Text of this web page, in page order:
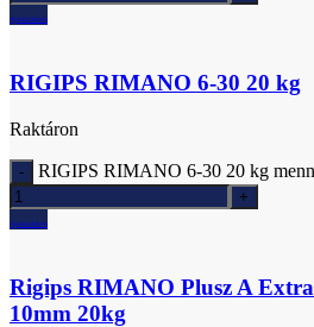
Ajánlatkérés
RIGIPS RIMANO 6-30 20 kg
Raktáron
RIGIPS RIMANO 6-30 20 kg
Ajánlatkérés
Rigips RIMANO Plusz A
10mm 20kg